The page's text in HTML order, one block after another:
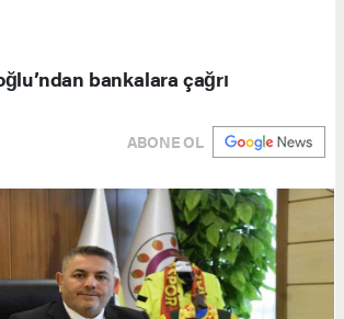
bankalara çağrı
ABONE OL